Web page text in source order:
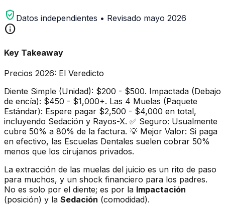
verified_user Datos independientes • Revisado mayo 2026
info
Key Takeaway
Precios 2026: El Veredicto
Diente Simple (Unidad): $200 - $500. Impactada (Debajo
de encía): $450 - $1,000+. Las 4 Muelas (Paquete
Estándar): Espere pagar $2,500 - $4,000 en total,
incluyendo Sedación y Rayos-X. ✅ Seguro: Usualmente
cubre 50% a 80% de la factura. 💡 Mejor Valor: Si paga
en efectivo, las Escuelas Dentales suelen cobrar 50%
menos que los cirujanos privados.
La extracción de las muelas del juicio es un rito de paso
para muchos, y un shock financiero para los padres.
No es solo por el diente; es por la Impactación
(posición) y la Sedación (comodidad).